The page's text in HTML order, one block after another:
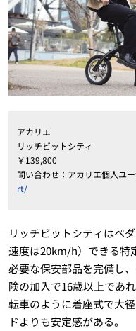
アカリエ
リッチビットシティ
￥139,800
問い合わせ：アカリエ個人ユ
rt/
リッチビットシティはペ
速度は20km/h）できる特
必要な保安部品を完備し
険の加入で16歳以上であ
転車のように着座式で大
ドよりも安定感がある。